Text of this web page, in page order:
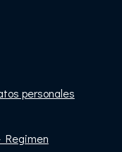
personales
Regimen